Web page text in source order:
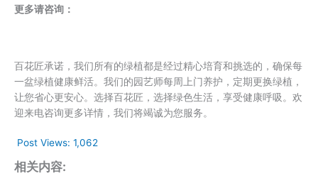
更多请咨询：
百花匠承诺，我们所有的绿植都是经过精心培育和挑选的，确保每
一盆绿植健康鲜活。我们的园艺师每周上门养护，定期更换绿植，
让您省心更安心。选择百花匠，选择绿色生活，享受健康呼吸。欢
迎来电咨询更多详情，我们将竭诚为您服务。
Post Views: 1,062
相关内容: